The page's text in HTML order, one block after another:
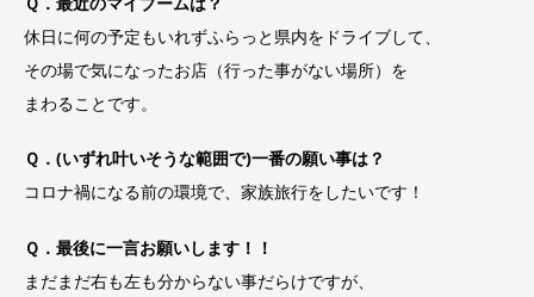
休日に何の予定もいれずふらっと県内をドライブして、
その場で気になったお店（行った事がない場所）を
まわることです。
Ｑ．(いずれ叶いそうな範囲で)一番の願い事は？
コロナ禍になる前の環境で、家族旅行をしたいです！
Ｑ．最後に一言お願いします！！
まだまだ右も左も分からない事だらけですが、